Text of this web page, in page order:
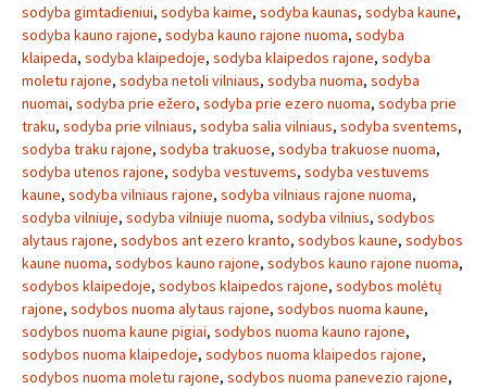
sodyba gimtadieniui, sodyba kaime, sodyba kaunas, sodyba kaune,
sodyba kauno rajone, sodyba kauno rajone nuoma, sodyba
klaipeda, sodyba klaipedoje, sodyba klaipedos rajone, sodyba
moletu rajone, sodyba netoli vilniaus, sodyba nuoma, sodyba
nuomai, sodyba prie ežero, sodyba prie ezero nuoma, sodyba prie
traku, sodyba prie vilniaus, sodyba salia vilniaus, sodyba sventems,
sodyba traku rajone, sodyba trakuose, sodyba trakuose nuoma,
sodyba utenos rajone, sodyba vestuvems, sodyba vestuvems
kaune, sodyba vilniaus rajone, sodyba vilniaus rajone nuoma,
sodyba vilniuje, sodyba vilniuje nuoma, sodyba vilnius, sodybos
alytaus rajone, sodybos ant ezero kranto, sodybos kaune, sodybos
kaune nuoma, sodybos kauno rajone, sodybos kauno rajone nuoma,
sodybos klaipedoje, sodybos klaipedos rajone, sodybos molėtų
rajone, sodybos nuoma alytaus rajone, sodybos nuoma kaune,
sodybos nuoma kaune pigiai, sodybos nuoma kauno rajone,
sodybos nuoma klaipedoje, sodybos nuoma klaipedos rajone,
sodybos nuoma moletu rajone, sodybos nuoma panevezio rajone,